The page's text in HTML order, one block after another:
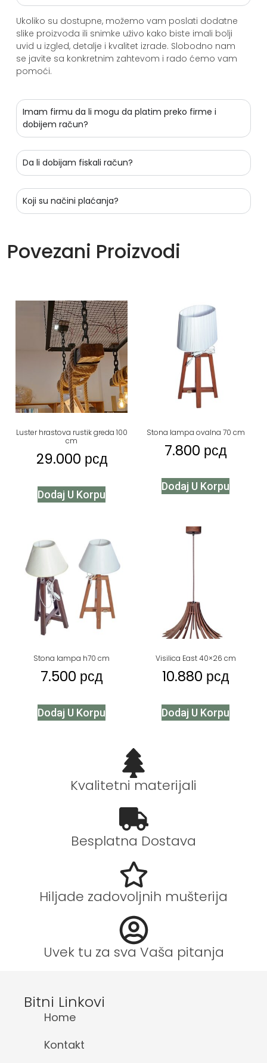
Ukoliko su dostupne, možemo vam poslati dodatne
slike proizvoda ili snimke uživo kako biste imali bolji
uvid u izgled, detalje i kvalitet izrade. Slobodno nam
se javite sa konkretnim zahtevom i rado ćemo vam
pomoći.
Imam firmu da li mogu da platim preko firme i
dobijem račun?
Da li dobijam fiskali račun?
Koji su načini plaćanja?
Povezani Proizvodi
Luster hrastova rustik greda 100
cm
29.000 рсд
Dodaj U Korpu
Stona lampa ovalna 70 cm
7.800 рсд
Dodaj U Korpu
Stona lampa h70 cm
7.500 рсд
Dodaj U Korpu
Visilica East 40×26 cm
10.880 рсд
Dodaj U Korpu
Kvalitetni materijali
Besplatna Dostava
Hiljade zadovoljnih mušterija
Uvek tu za sva Vaša pitanja
Bitni Linkovi
Home
Kontakt